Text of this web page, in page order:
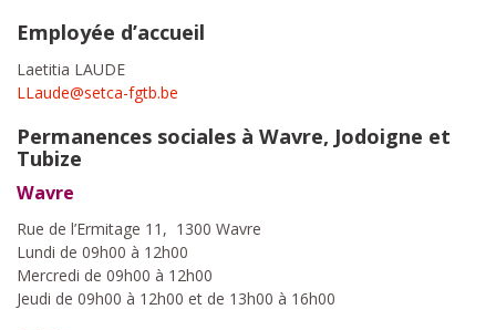
Employée d’accueil
Laetitia LAUDE
LLaude@setca-fgtb.be
Permanences sociales à Wavre, Jodoigne et
Tubize
Wavre
Rue de l’Ermitage 11, 1300 Wavre
Lundi de 09h00 à 12h00
Mercredi de 09h00 à 12h00
Jeudi de 09h00 à 12h00 et de 13h00 à 16h00